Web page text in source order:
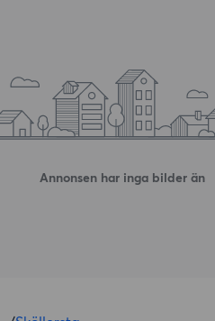
Annonsen har inga bilder än